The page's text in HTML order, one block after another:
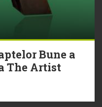
Bune a
The Artist